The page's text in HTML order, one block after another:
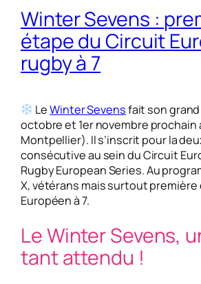
Winter Sevens :
étape du Circuit
rugby à 7
LeWinter Sevensfait son
octobre et 1er novembre prochain
Montpellier). Il s’inscrit pour la
consécutive au sein du Circuit
Rugby European Series. Au
X, vétérans mais surtout
Européen à 7.
Le Winter Sevens,
tant attendu !